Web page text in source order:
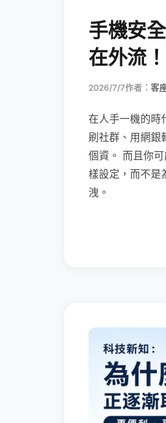
手機安
在外流！
2026/7/7作者： 客
在人手一機的時
刷社群、用網銀
個資。 而且你
樣設定，而不是
洩。